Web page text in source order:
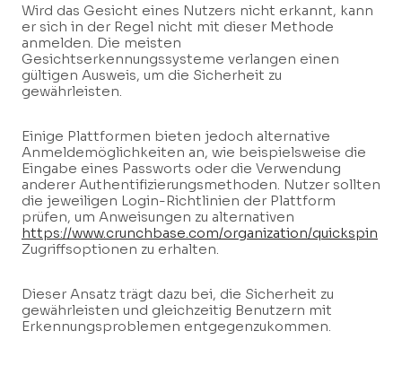
Wird das Gesicht eines Nutzers nicht erkannt, kann
er sich in der Regel nicht mit dieser Methode
anmelden. Die meisten
Gesichtserkennungssysteme verlangen einen
gültigen Ausweis, um die Sicherheit zu
gewährleisten.
Einige Plattformen bieten jedoch alternative
Anmeldemöglichkeiten an, wie beispielsweise die
Eingabe eines Passworts oder die Verwendung
anderer Authentifizierungsmethoden. Nutzer sollten
die jeweiligen Login-Richtlinien der Plattform
prüfen, um Anweisungen zu alternativen
https://www.crunchbase.com/organization/quickspin
Zugriffsoptionen zu erhalten.
Dieser Ansatz trägt dazu bei, die Sicherheit zu
gewährleisten und gleichzeitig Benutzern mit
Erkennungsproblemen entgegenzukommen.